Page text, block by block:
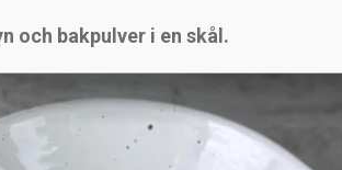
och bakpulver i en skål.